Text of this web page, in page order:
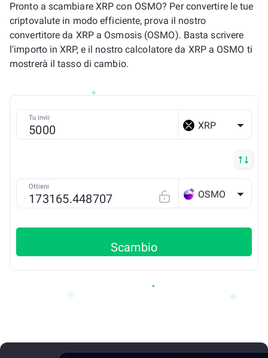
Pronto a scambiare XRP con OSMO? Per convertire le tue
criptovalute in modo efficiente, prova il nostro
convertitore da XRP a Osmosis (OSMO). Basta scrivere
l'importo in XRP, e il nostro calcolatore da XRP a OSMO ti
mostrerà il tasso di cambio.
Tu invii
XRP
Ottieni
OSMO
Scambio